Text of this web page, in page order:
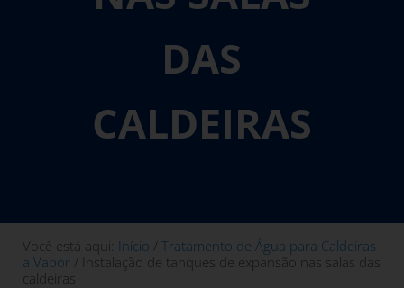
DAS
CALDEIRAS
Você está aqui: Início / Tratamento de Água para Caldeiras
a Vapor / Instalação de tanques de expansão nas salas das
caldeiras